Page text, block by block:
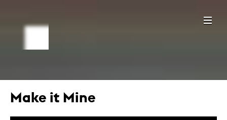
Make it Mine